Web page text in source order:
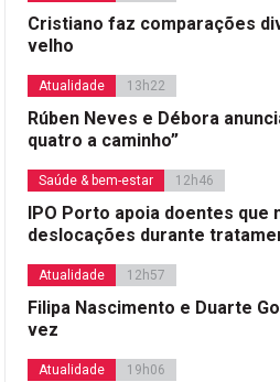
Cristiano faz comparações
velho
Atualidade 13h22
Rúben Neves e Débora
quatro a caminho”
Saúde & bem-estar 12h46
IPO Porto apoia doentes que
deslocações durante
Atualidade 12h57
Filipa Nascimento e Duarte
vez
Atualidade 19h06